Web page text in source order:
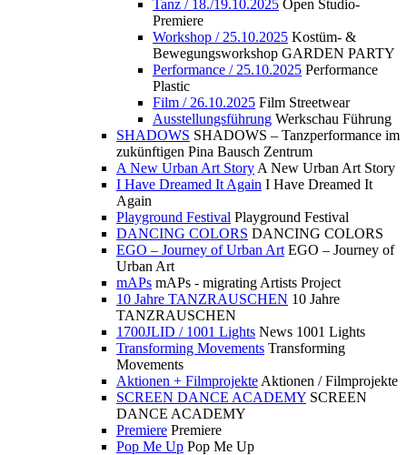
Tanz / 18./19.10.2025 Open Studio-
Premiere
Workshop / 25.10.2025 Kostüm- &
Bewegungsworkshop GARDEN PARTY
Performance / 25.10.2025 Performance
Plastic
Film / 26.10.2025 Film Streetwear
Ausstellungsführung Werkschau Führung
SHADOWS SHADOWS – Tanzperformance im
zukünftigen Pina Bausch Zentrum
A New Urban Art Story A New Urban Art Story
I Have Dreamed It Again I Have Dreamed It
Again
Playground Festival Playground Festival
DANCING COLORS DANCING COLORS
EGO – Journey of Urban Art EGO – Journey of
Urban Art
mAPs mAPs - migrating Artists Project
10 Jahre TANZRAUSCHEN 10 Jahre
TANZRAUSCHEN
1700JLID / 1001 Lights News 1001 Lights
Transforming Movements Transforming
Movements
Aktionen + Filmprojekte Aktionen / Filmprojekte
SCREEN DANCE ACADEMY SCREEN
DANCE ACADEMY
Premiere Premiere
Pop Me Up Pop Me Up